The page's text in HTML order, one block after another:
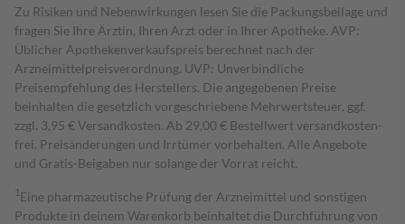
Zu Risiken und Nebenwirkungen lesen Sie die Packungsbeilage und
fragen Sie Ihre Ärztin, Ihren Arzt oder in Ihrer Apotheke. AVP:
Üblicher Apothekenverkaufspreis berechnet nach der
Arzneimittelpreisverordnung. UVP: Unverbindliche
Preisempfehlung des Herstellers. Die angegebenen Preise
beinhalten die gesetzlich vorgeschriebene Mehrwertsteuer, ggf.
zzgl. 3,95 € Versandkosten. Ab 29,00 € Bestell­wert versand­kosten­
frei. Preisänderungen und Irrtümer vorbehalten. Alle Angebote
und Gratis-Beigaben nur solange der Vorrat reicht.
1 Eine pharmazeutische Prüfung der Arzneimittel und sonstigen
Produkte in deinem Warenkorb beinhaltet die Durchführung von